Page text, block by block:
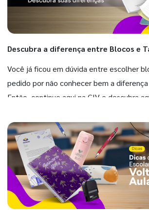
Descubra a diferença entre Blocos e
Você já ficou em dúvida entre escolher
pedido por não conhecer bem a
Então, continue aqui na GIV e descubra